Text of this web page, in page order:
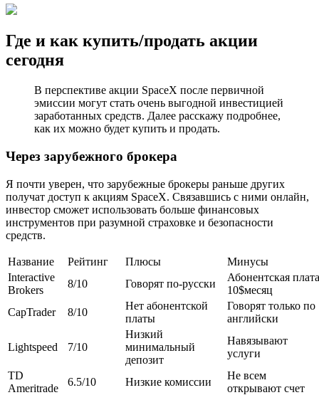
Где и как купить/продать акции
сегодня
В перспективе акции SpaceX после первичной
эмиссии могут стать очень выгодной инвестицией
заработанных средств. Далее расскажу подробнее,
как их можно будет купить и продать.
Через зарубежного брокера
Я почти уверен, что зарубежные брокеры раньше других
получат доступ к акциям SpaceX. Связавшись с ними онлайн,
инвестор сможет использовать больше финансовых
инструментов при разумной страховке и безопасности
средств.
Название Рейтинг Плюсы
Минусы
Interactive
Brokers
8/10 Говорят по-русски
Абонентская плата
10$месяц
CapTrader
8/10
Нет абонентской
платы
Говорят только по
английски
Lightspeed 7/10
Низкий
минимальный
депозит
Навязывают
услуги
TD
Ameritrade
6.5/10 Низкие комиссии
Не всем
открывают счет